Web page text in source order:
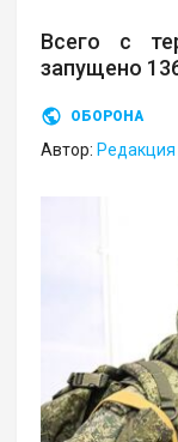
Всего с
запущено
ОБОРОНА
Автор: